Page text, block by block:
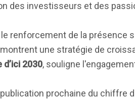
des investisseurs et des
le renforcement de la présence
une stratégie de
2030, souligne
publication prochaine du